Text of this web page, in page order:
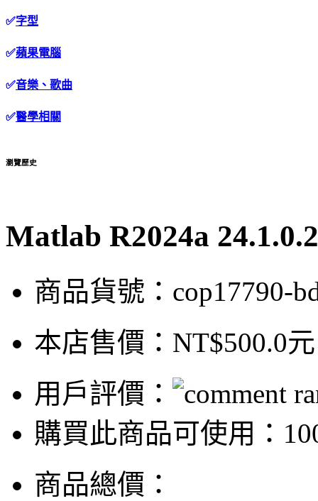
✅字型
✅蘋果電腦
✅音樂、歌曲
✅醫學相關
瀏覽歷史
Matlab R2024a
商品貨號：cop17790-
本店售價： NT$500.0元
用戶評價：
購買此商品可使用：
商品總價：